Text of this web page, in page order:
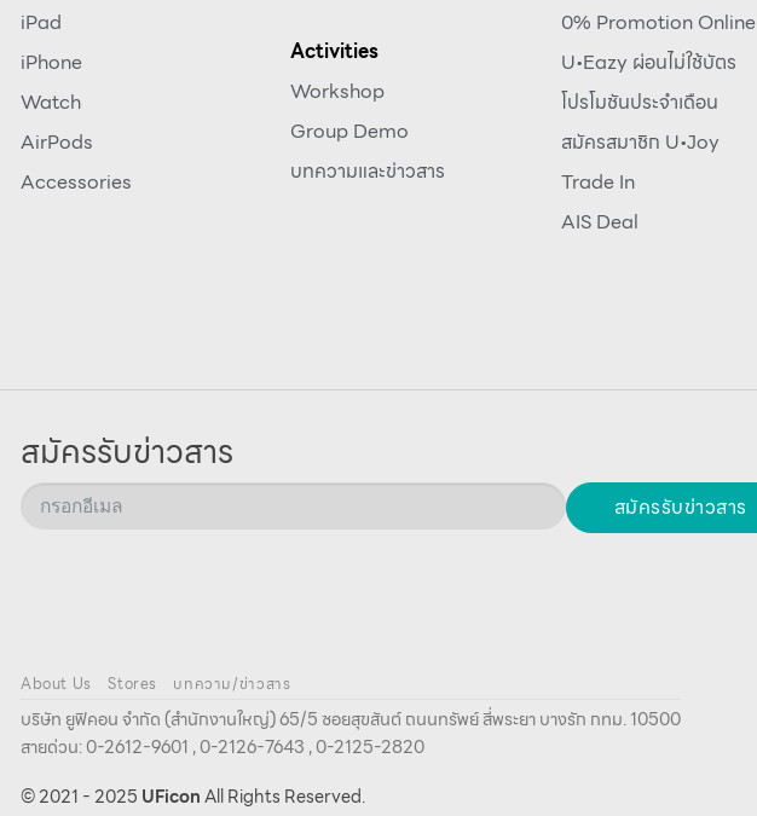
iPad
iPhone
Watch
AirPods
Accessories
Activities
Workshop
Group Demo
บทความและข่าวสาร
0% Promotion Online
U•Eazy ผ่อนไม่ใช้บัตร
โปรโมชันประจำเดือน
สมัครสมาชิก U•Joy
Trade In
AIS Deal
สมัครรับข่าวสาร
สมัครรับข่าวสาร
About Us Stores บทความ/ข่าวสาร
บริษัท ยูฟิคอน จํากัด (สํานักงานใหญ่) 65/5 ซอยสุขสันต์ ถนนทรัพย์ สี่พระยา บางรัก กทม. 10500
สายด่วน: 0-2612-9601 , 0-2126-7643 , 0-2125-2820
© 2021 - 2025 UFiconAll Rights Reserved.